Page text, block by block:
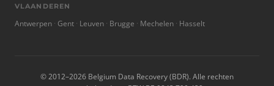
VLAANDEREN
Antwerpen Gent Leuven Brugge Mechelen Hasselt
© 2012–2026 Belgium Data Recovery (BDR). Alle rechten